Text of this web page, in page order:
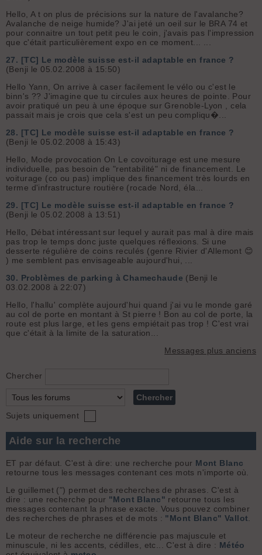
Hello, A t on plus de précisions sur la nature de l'avalanche?
Avalanche de neige humide? J'ai jeté un oeil sur le BRA 74 et
pour connaitre un tout petit peu le coin, j'avais pas l'impression
que c'était particulièrement expo en ce moment... ...
27. [TC] Le modèle suisse est-il adaptable en france ?
(Benji le 05.02.2008 à 15:50)
Hello Yann, On arrive à caser facilement le vélo ou c'est le
binn's ?? J'imagine que tu circules aux heures de pointe. Pour
avoir pratiqué un peu à une époque sur Grenoble-Lyon , cela
passait mais je crois que cela s'est un peu compliqu�...
28. [TC] Le modèle suisse est-il adaptable en france ?
(Benji le 05.02.2008 à 15:43)
Hello, Mode provocation On Le covoiturage est une mesure
individuelle, pas besoin de "rentabilité" ni de financement. Le
voiturage (co ou pas) implique des financement très lourds en
terme d'infrastructure routière (rocade Nord, éla...
29. [TC] Le modèle suisse est-il adaptable en france ?
(Benji le 05.02.2008 à 13:51)
Hello, Débat intéressant sur lequel y aurait pas mal à dire mais
pas trop le temps donc juste quelques réflexions. Si une
desserte régulière de coins reculés (genre Rivier d'Allemont 😊
) me semblent pas envisageable aujourd'hui, ...
30. Problèmes de parking à Chamechaude (Benji le
03.02.2008 à 22:07)
Hello, l'hallu' complète aujourd'hui quand j'ai vu le monde garé
au col de porte en montant à St pierre ! Bon au col de porte, la
route est plus large, et les gens empiétait pas trop ! C'est vrai
que c'était à la limite de la saturation...
Messages plus anciens
Chercher
Sujets uniquement
Aide sur la recherche
ET par défaut. C'est à dire: une recherche pour Mont Blanc
retourne tous les messages contenant ces mots n'importe où.
Le guillemet (") permet des recherches de phrases. C'est à
dire : une recherche pour "Mont Blanc" retourne tous les
messages contenant la phrase exacte. Vous pouvez combiner
des recherches de phrases et de mots : "Mont Blanc" Vallot
Le moteur de recherche ne différencie pas majuscule et
minuscule, ni les accents, cédilles, etc... C'est à dire : Météo